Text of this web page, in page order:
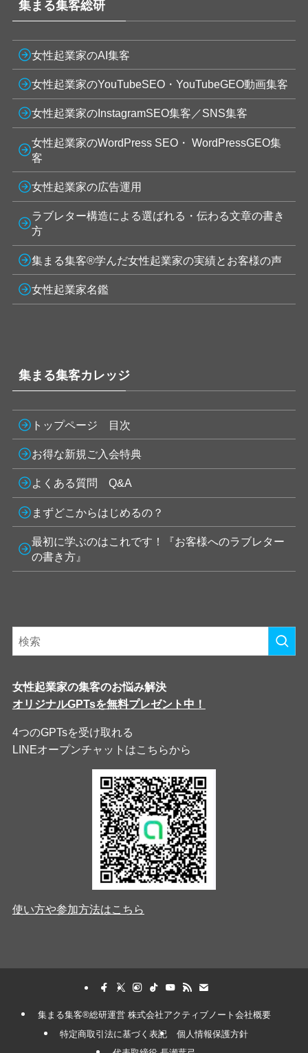
集まる集客総研
女性起業家のAI集客
女性起業家のYouTubeSEO・YouTubeGEO動画集客
女性起業家のInstagramSEO集客／SNS集客
女性起業家のWordPress SEO・ WordPressGEO集
客
女性起業家の広告運用
ラブレター構造による選ばれる・伝わる文章の書き
方
集まる集客®学んだ女性起業家の実績とお客様の声
女性起業家名鑑
集まる集客カレッジ
トップページ 目次
お得な新規ご入会特典
よくある質問 Q&A
まずどこからはじめるの？
最初に学ぶのはこれです！『お客様へのラブレター
の書き方』
女性起業家の集客のお悩み解決
オリジナルGPTsを無料プレゼント中！
4つのGPTsを受け取れる
LINEオープンチャットはこちらから
使い方や参加方法はこちら
集まる集客®︎総研運営 株式会社アクティブノート会社概要
特定商取引法に基づく表記
個人情報保護方針